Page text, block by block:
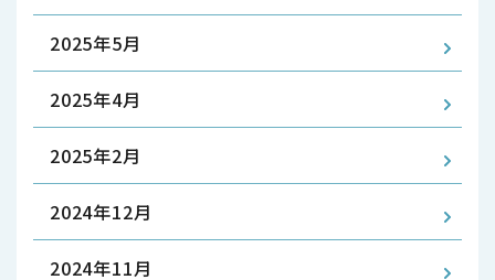
2025年5月
2025年4月
2025年2月
2024年12月
2024年11月